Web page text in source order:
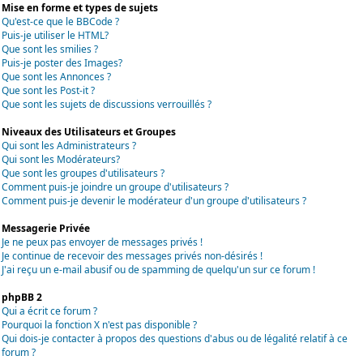
Mise en forme et types de sujets
Qu'est-ce que le BBCode ?
Puis-je utiliser le HTML?
Que sont les smilies ?
Puis-je poster des Images?
Que sont les Annonces ?
Que sont les Post-it ?
Que sont les sujets de discussions verrouillés ?
Niveaux des Utilisateurs et Groupes
Qui sont les Administrateurs ?
Qui sont les Modérateurs?
Que sont les groupes d'utilisateurs ?
Comment puis-je joindre un groupe d'utilisateurs ?
Comment puis-je devenir le modérateur d'un groupe d'utilisateurs ?
Messagerie Privée
Je ne peux pas envoyer de messages privés !
Je continue de recevoir des messages privés non-désirés !
J'ai reçu un e-mail abusif ou de spamming de quelqu'un sur ce forum !
phpBB 2
Qui a écrit ce forum ?
Pourquoi la fonction X n'est pas disponible ?
Qui dois-je contacter à propos des questions d'abus ou de légalité relatif à ce
forum ?